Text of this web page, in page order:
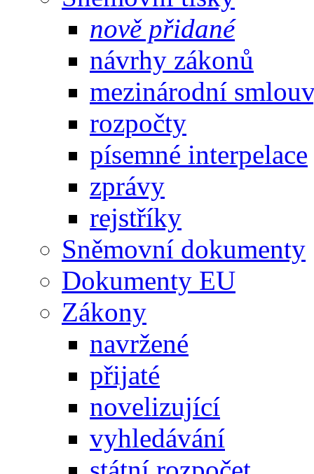
nově přidané
návrhy zákonů
mezinárodní
rozpočty
písemné interpelace
zprávy
rejstříky
Sněmovní dokumenty
Dokumenty EU
Zákony
navržené
přijaté
novelizující
vyhledávání